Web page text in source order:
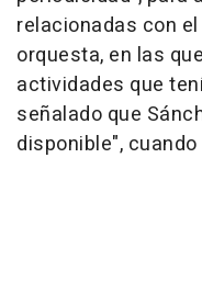
relacionadas con
orquesta, en las
actividades que
señalado que
disponible",